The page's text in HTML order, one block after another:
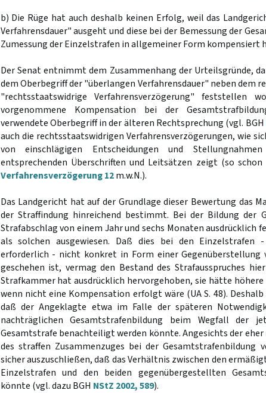
b) Die Rüge hat auch deshalb keinen Erfolg, weil das
Verfahrensdauer" ausgeht und diese bei der Bemessung der
Zumessung der Einzelstrafen in allgemeiner Form kompensiert
Der Senat entnimmt dem Zusammenhang der Urteilsgründe,
dem Oberbegriff der "überlangen Verfahrensdauer" neben dem
"rechtsstaatswidrige Verfahrensverzögerung" feststellen
vorgenommene Kompensation bei der
verwendete Oberbegriff in der älteren Rechtsprechung (vgl. BGH
auch die rechtsstaatswidrigen Verfahrensverzögerungen, wie
von einschlägigen Entscheidungen und
entsprechenden Überschriften und Leitsätzen zeigt (so schon
Verfahrensverzögerung 12m.w.N.).
Das Landgericht hat auf der Grundlage dieser Bewertung das
der Straffindung hinreichend bestimmt. Bei der Bildung der
Strafabschlag von einem Jahr und sechs Monaten ausdrücklich
als solchen ausgewiesen. Daß dies bei den Einzelstrafen
erforderlich - nicht konkret in Form einer Gegenüberstellung
geschehen ist, vermag den Bestand des Strafausspruches
Strafkammer hat ausdrücklich hervorgehoben, sie hätte
wenn nicht eine Kompensation erfolgt wäre (UA S. 48).
daß der Angeklagte etwa im Falle der späteren
nachträglichen Gesamtstrafenbildung beim Wegfall der
Gesamtstrafe benachteiligt werden könnte. Angesichts der
des straffen Zusammenzuges bei der Gesamtstrafenbildung
sicher auszuschließen, daß das Verhältnis zwischen den
Einzelstrafen und den beiden gegenübergestellten
könnte (vgl. dazu BGH NStZ 2002, 589).